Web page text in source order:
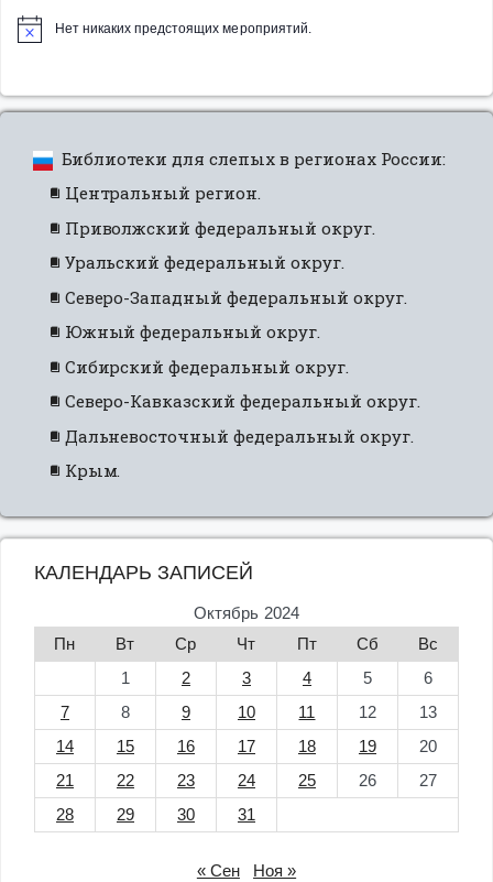
и
Нет никаких предстоящих мероприятий.
Библиотеки для слепых в регионах России:
Центральный регион.
Приволжский федеральный округ.
Уральский федеральный округ.
Северо-Западный федеральный округ.
Южный федеральный округ.
Сибирский федеральный округ.
Северо-Кавказский федеральный округ.
Дальневосточный федеральный округ.
Крым.
КАЛЕНДАРЬ ЗАПИСЕЙ
Октябрь 2024
Пн
Вт Ср Чт Пт Сб
Вс
1
2 3 4 5
6
7
8 9 10 11 12
13
14
15 16 17 18 19
20
21
22 23 24 25 26
27
28
29 30 31
« Сен Ноя »